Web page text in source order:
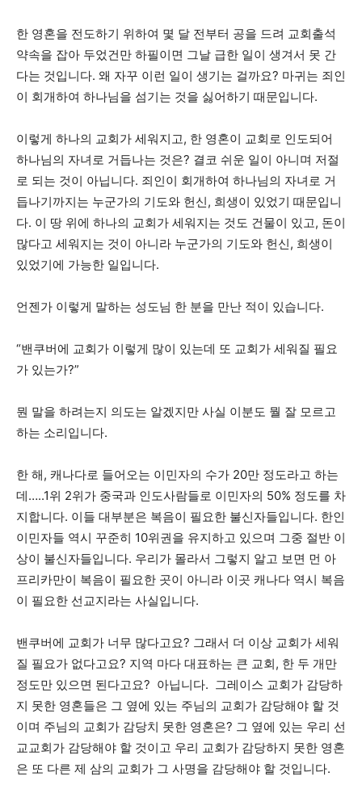
한 영혼을 전도하기 위하여 몇 달 전부터 공을 드려 교회출석
약속을 잡아 두었건만 하필이면 그날 급한 일이 생겨서 못 간
다는 것입니다. 왜 자꾸 이런 일이 생기는 걸까요? 마귀는 죄인
이 회개하여 하나님을 섬기는 것을 싫어하기 때문입니다.
이렇게 하나의 교회가 세워지고, 한 영혼이 교회로 인도되어
하나님의 자녀로 거듭나는 것은? 결코 쉬운 일이 아니며 저절
로 되는 것이 아닙니다. 죄인이 회개하여 하나님의 자녀로 거
듭나기까지는 누군가의 기도와 헌신, 희생이 있었기 때문입니
다. 이 땅 위에 하나의 교회가 세워지는 것도 건물이 있고, 돈이
많다고 세워지는 것이 아니라 누군가의 기도와 헌신, 희생이
있었기에 가능한 일입니다.
언젠가 이렇게 말하는 성도님 한 분을 만난 적이 있습니다.
“밴쿠버에 교회가 이렇게 많이 있는데 또 교회가 세워질 필요
가 있는가?”
뭔 말을 하려는지 의도는 알겠지만 사실 이분도 뭘 잘 모르고
하는 소리입니다.
한 해, 캐나다로 들어오는 이민자의 수가 20만 정도라고 하는
데…..1위 2위가 중국과 인도사람들로 이민자의 50% 정도를 차
지합니다. 이들 대부분은 복음이 필요한 불신자들입니다. 한인
이민자들 역시 꾸준히 10위권을 유지하고 있으며 그중 절반 이
상이 불신자들입니다. 우리가 몰라서 그렇지 알고 보면 먼 아
프리카만이 복음이 필요한 곳이 아니라 이곳 캐나다 역시 복음
이 필요한 선교지라는 사실입니다.
밴쿠버에 교회가 너무 많다고요? 그래서 더 이상 교회가 세워
질 필요가 없다고요? 지역 마다 대표하는 큰 교회, 한 두 개만
정도만 있으면 된다고요? 아닙니다. 그레이스 교회가 감당하
지 못한 영혼들은 그 옆에 있는 주님의 교회가 감당해야 할 것
이며 주님의 교회가 감당치 못한 영혼은? 그 옆에 있는 우리 선
교교회가 감당해야 할 것이고 우리 교회가 감당하지 못한 영혼
은 또 다른 제 삼의 교회가 그 사명을 감당해야 할 것입니다.